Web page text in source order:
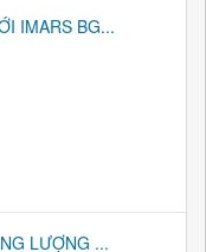
IMARS BG...
LƯỢNG ...